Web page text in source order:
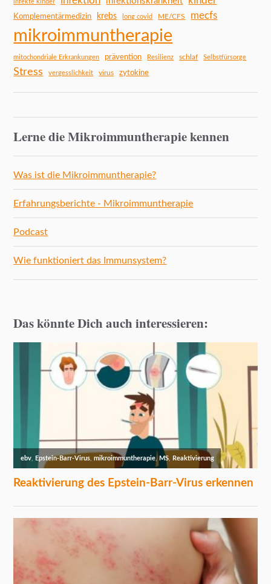
infekte kinder
Komplementärmedizin krebs long covid ME/CFS mecfs
mikroimmuntherapie
mitochondriale Erkrankungen prävention Resilienz schlaf Selbstfürsorge
Stress vergesslichkeit virus zytokine
Lerne die Mikroimmuntherapie kennen
Was ist die Mikroimmuntherapie?
Erfahrungsberichte - Mikroimmuntherapie
Podcast
Wie funktioniert das Immunsystem?
Das könnte Dich auch interessieren: